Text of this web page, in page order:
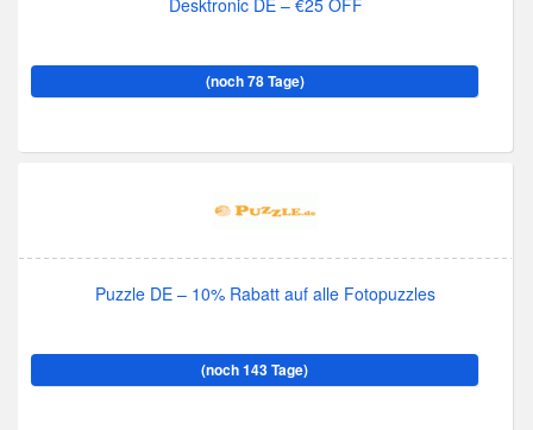
Desktronic DE – €25 OFF
(noch 78 Tage)
Puzzle DE – 10% Rabatt auf alle Fotopuzzles
(noch 143 Tage)